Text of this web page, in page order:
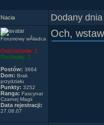
Nacia Dodany
Forumowy wÂładca
Ostrzeżenia: 1
Pochwały: 1
Postów: 3664
Dom: Brak
przydziału
Punkty: 3252
Ranga: Fascynat
Czarnej Magii
Data rejestracji:
27.08.07
Och,